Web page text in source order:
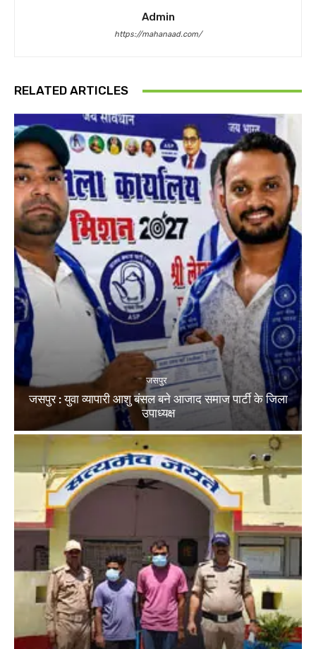
Admin
https://mahanaad.com/
RELATED ARTICLES
जसपुर
जसपुर : युवा व्यापारी आशु बंसल बने आजाद समाज पार्टी के जिला
उपाध्यक्ष